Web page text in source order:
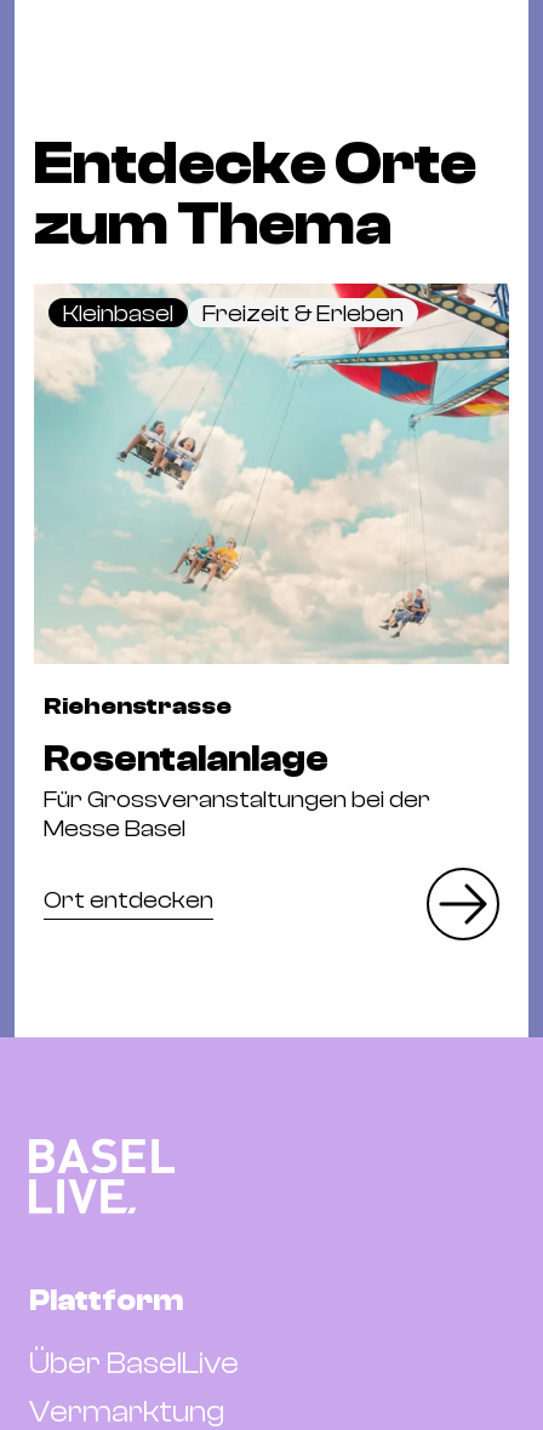
Entdecke Orte
zum Thema
Kleinbasel Freizeit & Erleben
Riehenstrasse
Rosentalanlage
Für Grossveranstaltungen bei der
Messe Basel
Ort entdecken
Plattform
Über BaselLive
Vermarktung